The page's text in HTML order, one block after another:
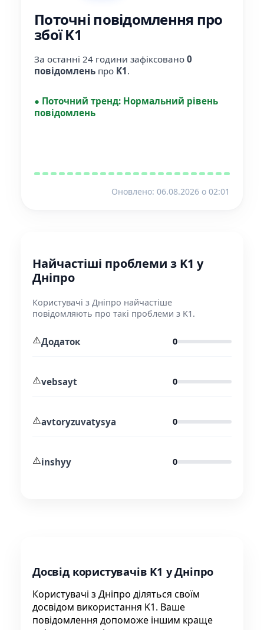
Поточні повідомлення про
збої K1
За останні 24 години зафіксовано 0
повідомлень про K1.
● Поточний тренд: Нормальний рівень
повідомлень
Оновлено: 06.08.2026 o 02:01
Найчастіші проблеми з K1 у
Дніпро
Користувачі з Дніпро найчастіше
повідомляють про такі проблеми з K1.
⚠️Додаток 0
⚠️vebsayt 0
⚠️avtoryzuvatysya 0
⚠️inshyy 0
Досвід користувачів K1 у Дніпро
Користувачі з Дніпро діляться своїм
досвідом використання K1. Ваше
повідомлення допоможе іншим краще